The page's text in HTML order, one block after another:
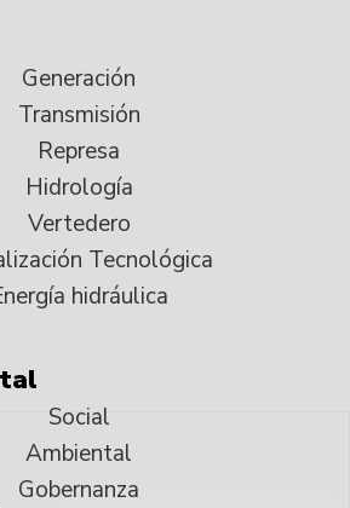
Generación
Transmisión
Represa
Hidrología
Vertedero
Tecnológica
hidráulica
Social
Ambiental
Gobernanza